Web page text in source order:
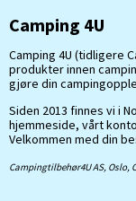
Camping 4U
Camping 4U (tidligere
produkter innen
gjøre din
Siden 2013 finnes vi i
hjemmeside, vårt
Velkommen med din
Campingtilbehør4U AS, Oslo,